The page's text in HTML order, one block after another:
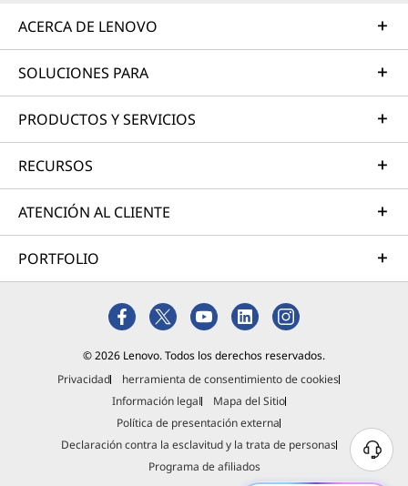
ACERCA DE LENOVO
SOLUCIONES PARA
PRODUCTOS Y SERVICIOS
RECURSOS
ATENCIÓN AL CLIENTE
PORTFOLIO
© 2026 Lenovo. Todos los derechos reservados.
Privacidad
herramienta de consentimiento de cookies
Información legal
Mapa del Sitio
Política de presentación externa
Declaración contra la esclavitud y la trata de personas
Programa de afiliados